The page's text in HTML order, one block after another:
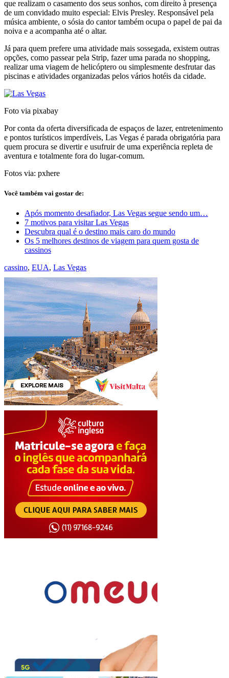
que realizam o casamento dos seus sonhos, com direito à presença
de um convidado muito especial: Elvis Presley. Responsável pela
música ambiente, o sósia do cantor também ocupa o papel de pai da
noiva e a acompanha até o altar.
Já para quem prefere uma atividade mais sossegada, existem outras
opções, como passear pela Strip, fazer uma parada no shopping,
realizar uma viagem de helicóptero ou simplesmente desfrutar das
piscinas e atividades organizadas pelos vários hotéis da cidade.
Foto via pixabay
Por conta da oferta diversificada de espaços de lazer, entretenimento
e pontos turísticos imperdíveis, Las Vegas é parada obrigatória para
quem procura se divertir e usufruir de uma experiência repleta de
aventura e totalmente fora do lugar-comum.
Fotos via: pxhere
Você também vai gostar de:
Após momento desafiador, Las Vegas segue sendo um…
7 motivos para visitar Las Vegas
Descubra qual é o destino mais caro do mundo
Os 5 melhores destinos de viagem para quem gosta de
cassinos
cassino, EUA, Las Vegas